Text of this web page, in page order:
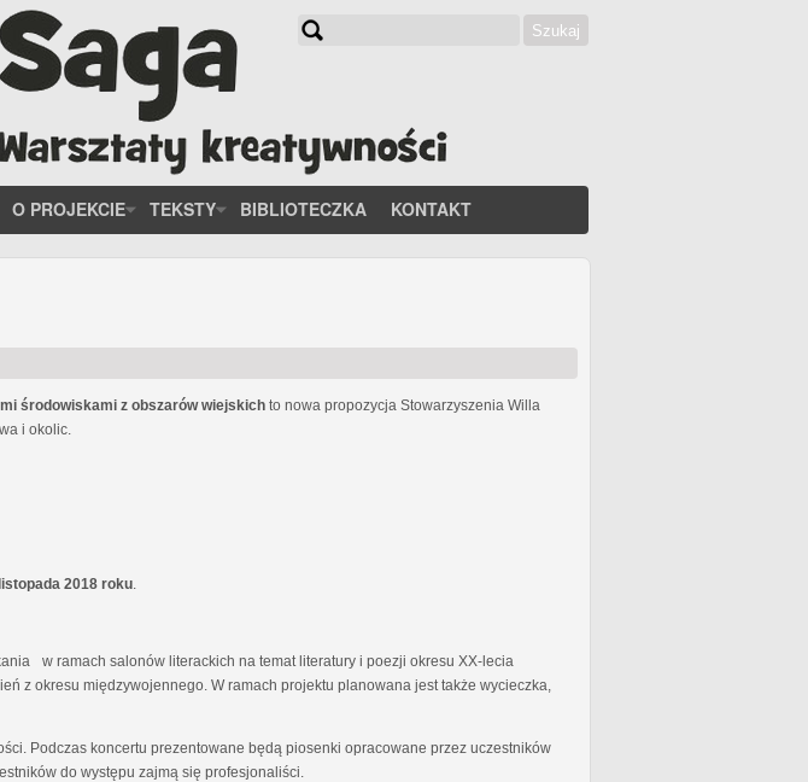
Szukaj
O PROJEKCIE TEKSTY BIBLIOTECZKA KONTAKT
środowiskami z obszarów wiejskich to nowa propozycja Stowarzyszenia Willa
i okolic.
2018 roku
w ramach salonów literackich na temat literatury i poezji okresu XX-lecia
z okresu międzywojennego. W ramach projektu planowana jest także wycieczka,
Podczas koncertu prezentowane będą piosenki opracowane przez uczestników
do występu zajmą się profesjonaliści.